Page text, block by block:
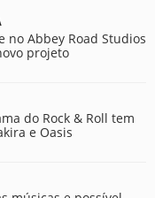
no Abbey Road Studios
projeto
do Rock & Roll tem
e Oasis